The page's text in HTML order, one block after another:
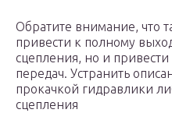
Обратите внимание, что
привести к полному
сцепления, но и
передач. Устранить
прокачкой гидравлики
сцепления